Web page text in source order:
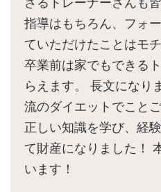
指導はもちろん、フォ
ていただけたことはモ
卒業前は家でもできる
らえます。 長文になり
流のダイエットでこと
正しい知識を学び、経
て財産になりました！
います！